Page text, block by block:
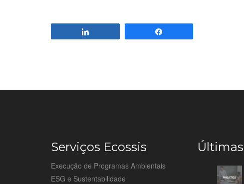
Serviços Ecossis
Execução de Programas Ambientais
ESG e Sustentabilidade